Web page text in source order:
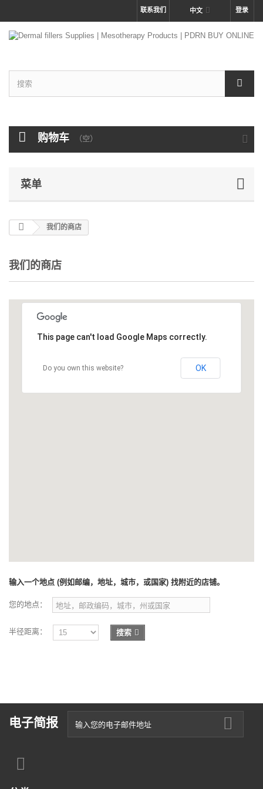
登录
中文
联系我们
购物车 （空）
菜单
我们的商店
我们的商店
This page can't load Google Maps correctly.
Do you own this website? OK
输入一个地点 (例如邮编，地址，城市，或国家) 找附近的店铺。
您的地点：
半径距离： 搜索
电子简报